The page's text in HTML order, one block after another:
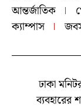
আন্তর্জাতিক
ক্যাম্পাস
ঢাকা
ব্যবহারের